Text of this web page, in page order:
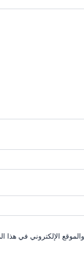
الإلكتروني في هذا